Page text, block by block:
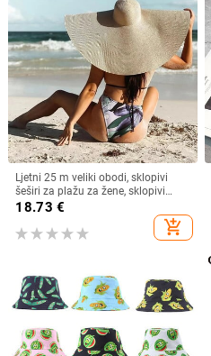
Ljetni 25 m veliki obodi, sklopivi
šeširi za plažu za žene, sklopivi
slamnati šešir, šešir za zaštitu od
Dropshipping
18.73 €
add_shopping_cart